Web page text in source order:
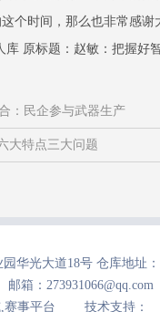
个时间，那么也非常感
原标题：赵敏：把握好
：民企参与武器生产
大特点三大问题
华光大道18号 仓库地址
箱：273931066@qq.com
,赛事平台 技术支持：